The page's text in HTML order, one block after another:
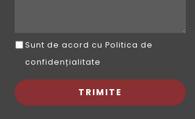
Sunt de acord cu Politica de
confidențialitate